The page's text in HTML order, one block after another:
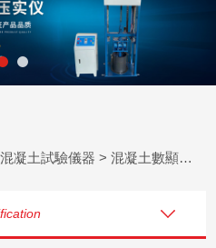
混凝土試驗儀器 >混凝土數顯式壓力試驗機